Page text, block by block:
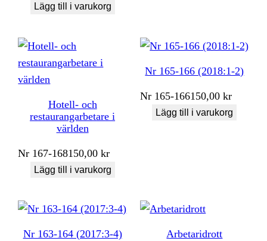
Lägg till i varukorg
Hotell- och
restaurangarbetare i
världen
Nr 167-168150,00kr
Lägg till i varukorg
Nr 165-166 (2018:1-2)
Nr 165-166150,00kr
Lägg till i varukorg
Nr 163-164 (2017:3-4) Arbetaridrott